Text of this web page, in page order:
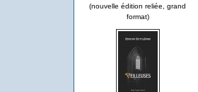
(nouvelle édition reliée, grand
format)